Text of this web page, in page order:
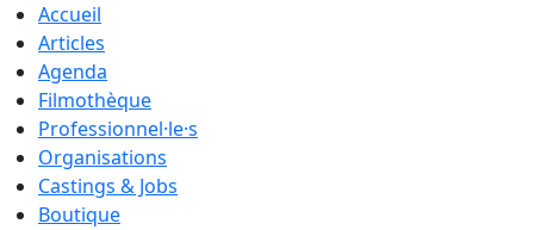
Accueil
Articles
Agenda
Filmothèque
Professionnel·le·s
Organisations
Castings & Jobs
Boutique